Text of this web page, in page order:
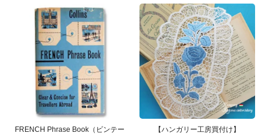
FRENCH Phrase Book（ビンテー
【ハンガリー工房買付け】